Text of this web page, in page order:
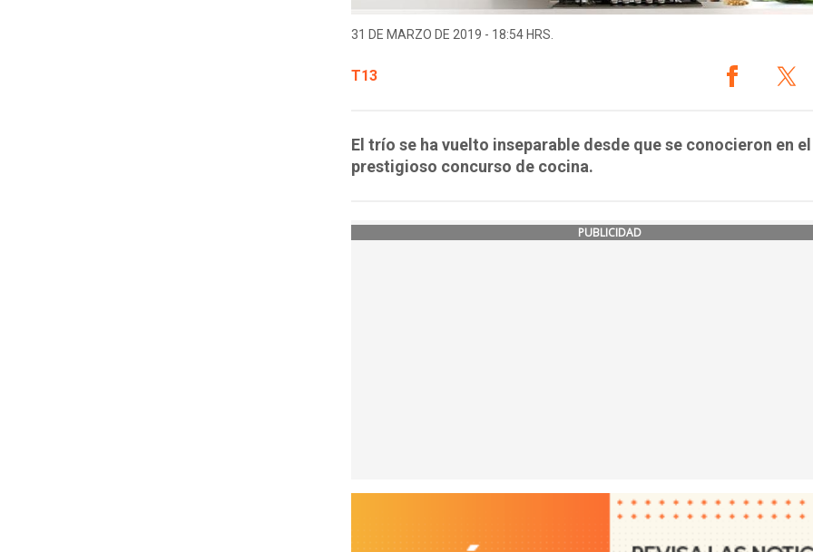
31 DE MARZO DE 2019 - 18:54 HRS.
T13
El trío se ha vuelto inseparable desde que se conocieron en el
prestigioso concurso de cocina.
PUBLICIDAD